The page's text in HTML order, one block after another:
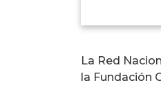
La Red
la Fundación